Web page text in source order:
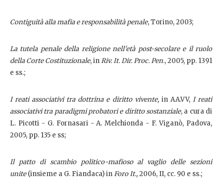
Contiguità alla mafia e responsabilità penale, Torino, 2003;
La tutela penale della religione nell'età post-secolare e il ruolo
della Corte Costituzionale, inRiv. It. Dir. Proc. Pen., 2005, pp. 1391
e ss.;
I reati associativi tra dottrina e diritto vivente,in AA.VV, I reati
associativi tra paradigmi probatori e diritto sostanziale, a cura di
L. Picotti - G. Fornasari - A. Melchionda - F. Viganò, Padova,
2005, pp. 135 e ss;
Il patto di scambio politico-mafioso al vaglio delle sezioni
unite(insieme a G. Fiandaca) inForo It.,2006, II, cc. 90 e ss.;